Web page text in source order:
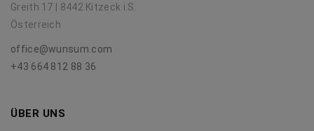
Greith 17 | 8442 Kitzeck i.S.
Österreich
office@wunsum.com
+43 664 812 88 36
ÜBER UNS